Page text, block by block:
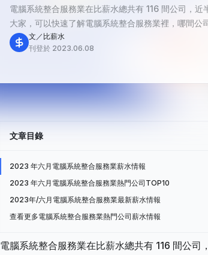
電腦系統整合服務業在比薪水總共有 116 間公司，
大家，可以快速了解電腦系統整合服務業裡，哪間公
文／比薪水
刊登於 2023.06.08
文章目錄
2023 年六月電腦系統整合服務業薪水情報
2023 年六月電腦系統整合服務業熱門公司TOP10
2023年/六月電腦系統整合服務業最新薪水情報
查看更多電腦系統整合服務業熱門公司薪水情報
電腦系統整合服務業在比薪水總共有 116 間公司